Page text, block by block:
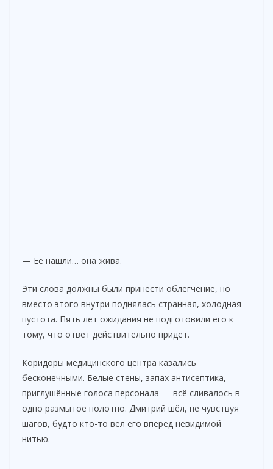
— Её нашли… она жива.
Эти слова должны были принести облегчение, но
вместо этого внутри поднялась странная, холодная
пустота. Пять лет ожидания не подготовили его к
тому, что ответ действительно придёт.
Коридоры медицинского центра казались
бесконечными. Белые стены, запах антисептика,
приглушённые голоса персонала — всё сливалось в
одно размытое полотно. Дмитрий шёл, не чувствуя
шагов, будто кто-то вёл его вперёд невидимой
нитью.